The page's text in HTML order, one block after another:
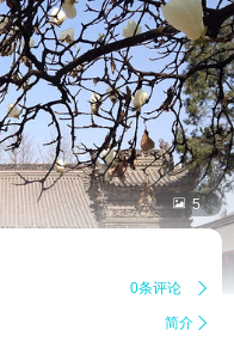
 5
0条评论 
简介 